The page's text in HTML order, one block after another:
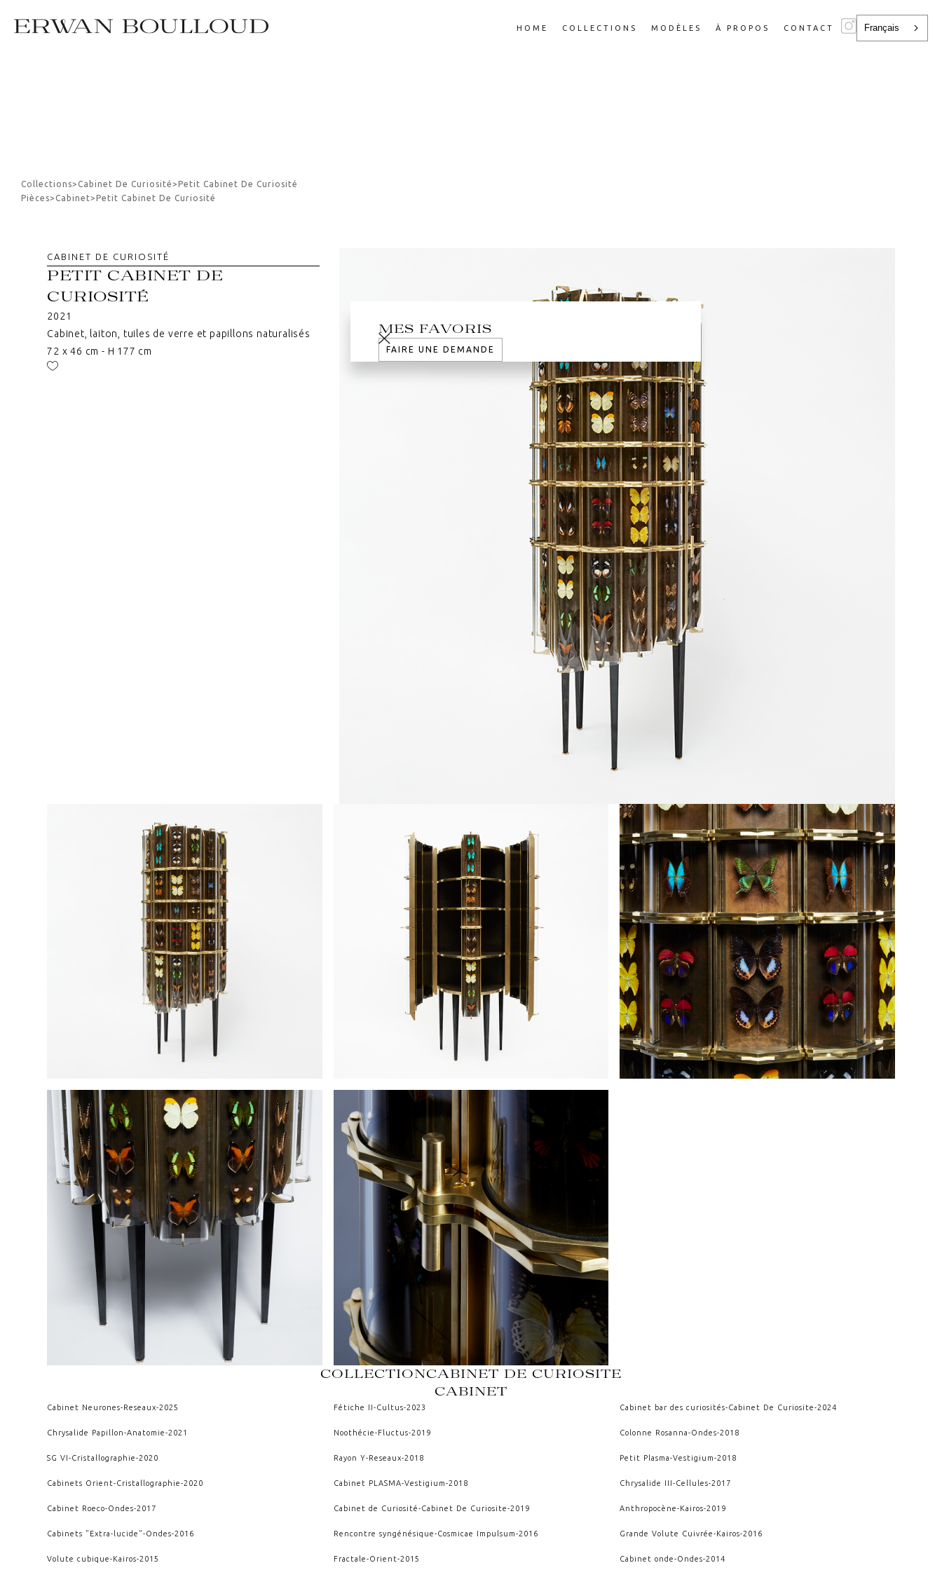
HOME COLLECTIONS MODÈLES À PROPOS CONTACT Français
MES FAVORIS
FAIRE UNE DEMANDE
Collections> Cabinet De Curiosité> Petit Cabinet De Curiosité
Pièces> Cabinet> Petit Cabinet De Curiosité
CABINET DE CURIOSITÉ
PETIT CABINET DE
CURIOSITÉ
2021
Cabinet, laiton, tuiles de verre et papillons naturalisés
72 x 46 cm - H 177 cm
COLLECTIONCABINET DE CURIOSITE
CABINET
Cabinet Neurones-Reseaux-2025 Fétiche II-Cultus-2023 Cabinet bar des curiosités-Cabinet De Curiosite-2024
Chrysalide Papillon-Anatomie-2021 Noothécie-Fluctus-2019 Colonne Rosanna-Ondes-2018
SG VI-Cristallographie-2020 Rayon Y-Reseaux-2018 Petit Plasma-Vestigium-2018
Cabinets Orient-Cristallographie-2020 Cabinet PLASMA-Vestigium-2018 Chrysalide III-Cellules-2017
Cabinet Roeco-Ondes-2017 Cabinet de Curiosité-Cabinet De Curiosite-2019 Anthropocène-Kairos-2019
Cabinets "Extra-lucide"-Ondes-2016 Rencontre syngénésique-Cosmicae Impulsum-2016 Grande Volute Cuivrée-Kairos-2016
Volute cubique-Kairos-2015 Fractale-Orient-2015 Cabinet onde-Ondes-2014